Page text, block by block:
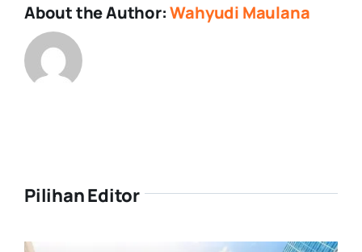
About the Author:Wahyudi Maulana
Pilihan Editor